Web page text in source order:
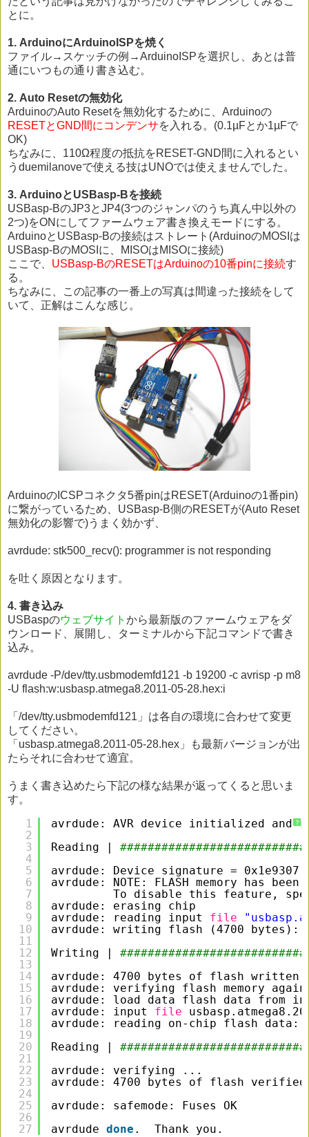
とに。
1. ArduinoにArduinoISPを焼く
ファイル→スケッチの例→ArduinoISPを選択し、あとは普
通にいつもの通り書き込む。
2. Auto Resetの無効化
ArduinoのAuto Resetを無効化するために、Arduinoの
RESETとGND間にコンデンサを入れる。(0.1µFとか1µFで
OK)
ちなみに、110Ω程度の抵抗をRESET-GND間に入れるとい
うduemilanoveで使える技はUNOでは使えませんでした。
3. ArduinoとUSBasp-Bを接続
USBasp-BのJP3とJP4(3つのジャンパのうち真ん中以外の
2つ)をONにしてファームウェア書き換えモードにする。
ArduinoとUSBasp-Bの接続はストレート(ArduinoのMOSIは
USBasp-BのMOSIに、MISOはMISOに接続)
ここで、 USBasp-BのRESETはArduinoの10番pinに接続す
る。
ちなみに、この記事の一番上の写真は間違った接続をして
いて、正解はこんな感じ。
ArduinoのICSPコネクタ5番pinはRESET(Arduinoの1番pin)
に繋がっているため、USBasp-B側のRESETが(Auto Reset
無効化の影響で)うまく効かず、
avrdude: stk500_recv(): programmer is not responding
を吐く原因となります。
4. 書き込み
USBaspのウェブサイト から最新版のファームウェアをダ
ウンロード、展開し、ターミナルから下記コマンドで書き
込み。
avrdude -P/dev/tty.usbmodemfd121 -b 19200 -c avrisp -p m8
-U flash:w:usbasp.atmega8.2011-05-28.hex:i
「/dev/tty.usbmodemfd121」は各自の環境に合わせて変更
してください。
「usbasp.atmega8.2011-05-28.hex」も最新バージョンが出
たらそれに合わせて適宜。
うまく書き込めたら下記の様な結果が返ってくると思いま
す。
?
1
2
3
4
5
6
7
8
9
10
11
12
13
14
15
16
17
18
19
20
21
22
23
24
25
26
27
avrdude: AVR device initialized and
Reading |
avrdude: Device signature = 0x1e9307
avrdude: NOTE: FLASH memory has
To disable this feature,
avrdude: erasing chip
avrdude: reading input file
avrdude: writing flash (4700 bytes):
Writing |
avrdude: 4700 bytes of flash written
avrdude: verifying flash memory
avrdude: load data flash data from
avrdude: input file
avrdude: reading on-chip flash data:
Reading |
avrdude: verifying ...
avrdude: 4700 bytes of flash verified
avrdude: safemode: Fuses OK
avrdude done .  Thank you.